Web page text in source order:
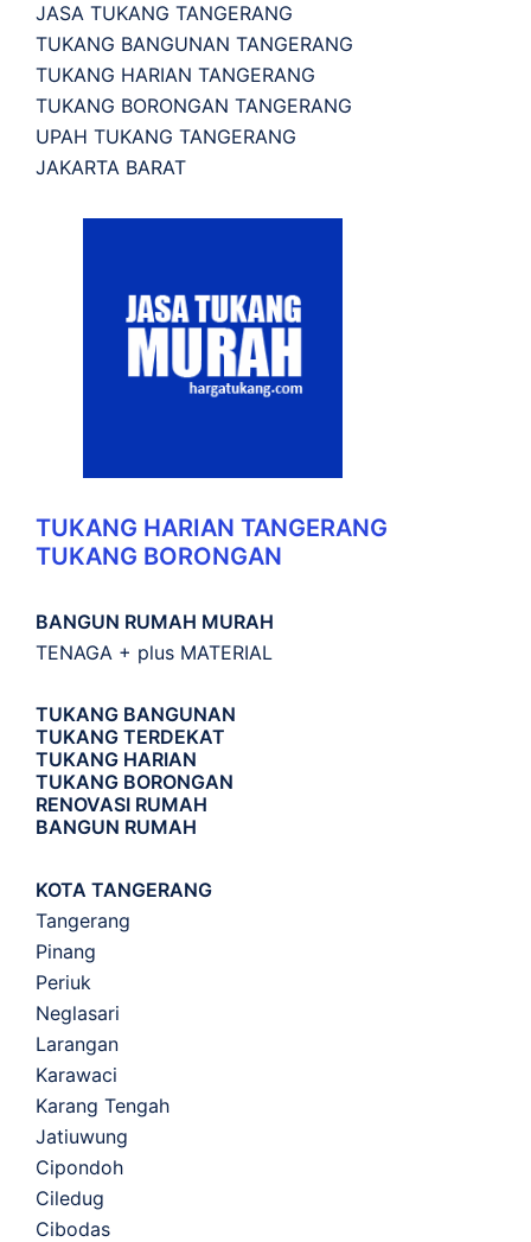
JASA TUKANG TANGERANG
TUKANG BANGUNAN TANGERANG
TUKANG HARIAN TANGERANG
TUKANG BORONGAN TANGERANG
UPAH TUKANG TANGERANG
JAKARTA BARAT
TUKANG HARIAN TANGERANG
TUKANG BORONGAN
BANGUN RUMAH MURAH
TENAGA + plus MATERIAL
TUKANG BANGUNAN
TUKANG TERDEKAT
TUKANG HARIAN
TUKANG BORONGAN
RENOVASI RUMAH
BANGUN RUMAH
KOTA TANGERANG
Tangerang
Pinang
Periuk
Neglasari
Larangan
Karawaci
Karang Tengah
Jatiuwung
Cipondoh
Ciledug
Cibodas